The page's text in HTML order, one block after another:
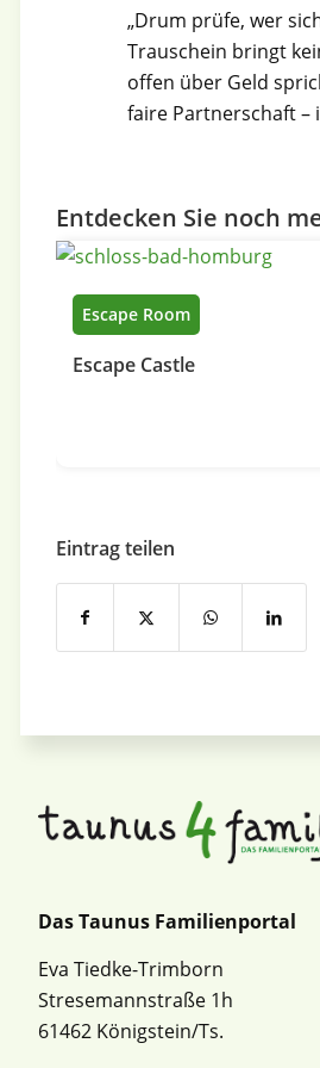
„Drum prüfe, wer
Trauschein bringt
offen über Geld
faire Partnerschaft –
Entdecken Sie noch
Escape Room
Escape Castle
Eintrag teilen
Das Taunus Familienportal
Eva Tiedke-Trimborn
Stresemannstraße 1h
61462 Königstein/Ts.